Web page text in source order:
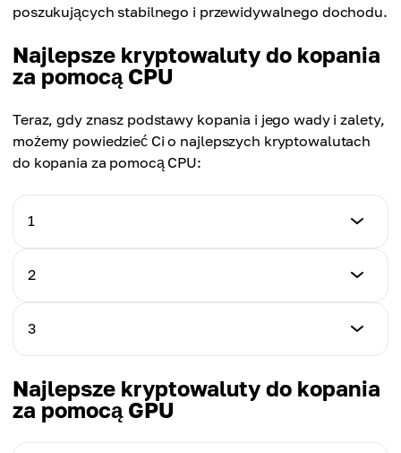
poszukujących stabilnego i przewidywalnego dochodu.
Najlepsze kryptowaluty do kopania
za pomocą CPU
Teraz, gdy znasz podstawy kopania i jego wady i zalety,
możemy powiedzieć Ci o najlepszych kryptowalutach
do kopania za pomocą CPU:
1
Aktyw kryptowalutowy
Wydobyte dziennie
Miesięczny zysk
~ 48 $
2
Aktyw kryptowalutowy
Wydobyte dziennie
0.02927626 ZEC
3
Zano (ZANO)
Najlepsze kryptowaluty do kopania
za pomocą GPU